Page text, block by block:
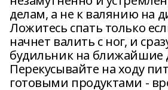
делам, а не к валянию на
Ложитесь спать только
начнет валить с ног, и
будильник на ближайшие
Перекусывайте на ходу
готовыми продуктами -